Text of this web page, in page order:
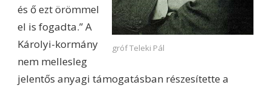
gróf Teleki Pál
és ő ezt örömmel
el is fogadta.” A
Károlyi-kormány
nem mellesleg
jelentős anyagi támogatásban részesítette a